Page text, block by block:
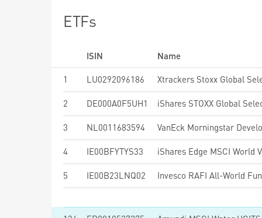
ETFs
ISIN
Name
1
LU0292096186
2 DE000A0F5UH1
3 NL0011683594
4 IE00BFYTYS33
5 IE00B23LNQ02